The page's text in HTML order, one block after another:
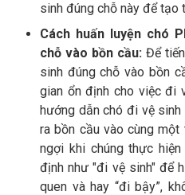
sinh đúng chỗ này để tạo
Cách huấn luyện chó
chỗ vào bồn cầu:Để tiến
sinh đúng chỗ vào bồn
gian ổn định cho việc đi
hướng dẫn chó đi vệ
ra bồn cầu vào cùng
ngợi khi chúng thực
định như "đi vệ sinh" để
quen và hay “đi bậy”,